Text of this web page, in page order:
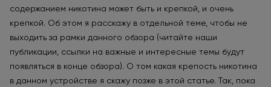
содержанием никотина может быть и крепкой, и очень
крепкой. Об этом я расскажу в отдельной теме, чтобы не
выходить за рамки данного обзора (читайте наши
публикации, ссылки на важные и интересные темы будут
появляться в конце обзора). О том какая крепость никотина
в данном устройстве я скажу позже в этой статье. Так, пока